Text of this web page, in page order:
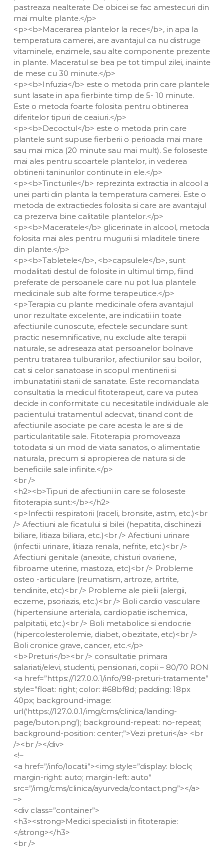
pastreaza nealterate De obicei se fac amestecuri din
mai multe plante.</p>
<p><b>Macerarea plantelor la rece</b>, in apa la
temperatura camerei, are avantajul ca nu distruge
vitaminele, enzimele, sau alte componente prezente
in plante. Maceratul se bea pe tot timpul zilei, inainte
de mese cu 30 minute.</p>
<p><b>Infuzia</b> este o metoda prin care plantele
sunt lasate in apa fierbinte timp de 5- 10 minute.
Este o metoda foarte folosita pentru obtinerea
diferitelor tipuri de ceaiuri.</p>
<p><b>Decoctul</b> este o metoda prin care
plantele sunt supuse fierberii o perioada mai mare
sau mai mica (20 minute sau mai mult). Se foloseste
mai ales pentru scoartele plantelor, in vederea
obtinerii taninurilor continute in ele.</p>
<p><b>Tincturile</b> reprezinta extractia in alcool a
unei parti din planta la temperatura camerei. Este o
metoda de extractiedes folosita si care are avantajul
ca prezerva bine calitatile plantelor.</p>
<p><b>Maceratele</b> glicerinate in alcool, metoda
folosita mai ales pentru mugurii si mladitele tinere
din plante.</p>
<p><b>Tabletele</b>, <b>capsulele</b>, sunt
modalitati destul de folosite in ultimul timp, fiind
preferate de persoanele care nu pot lua plantele
medicinale sub alte forme terapeutice.</p>
<p>Terapia cu plante medicinale ofera avantajul
unor rezultate excelente, are indicatii in toate
afectiunile cunoscute, efectele secundare sunt
practic nesemnificative, nu exclude alte terapii
naturale, se adreseaza atat persoanelor bolnave
pentru tratarea tulburarilor, afectiunilor sau boilor,
cat si celor sanatoase in scopul mentinerii si
imbunatatirii starii de sanatate. Este recomandata
consultatia la medicul fitoterapeut, care va putea
decide in conformitate cu necesitatile individuale ale
pacientului tratamentul adecvat, tinand cont de
afectiunile asociate pe care acesta le are si de
particularitatile sale. Fitoterapia promoveaza
totodata si un mod de viata sanatos, o alimentatie
naturala, precum si apropierea de natura si de
beneficiile sale infinite.</p>
<br />
<h2><b>Tipuri de afectiuni in care se foloseste
fitoterapia sunt:</b></h2>
<p>Infectii respiratorii (raceli, bronsite, astm, etc.)<br
/> Afectiuni ale ficatului si bilei (hepatita, dischinezii
biliare, litiaza biliara, etc.)<br /> Afectiuni urinare
(infectii urinare, litiaza renala, nefrite, etc.)<br />
Afectiuni genitale (anexite, chisturi ovariene,
fibroame uterine, mastoza, etc)<br /> Probleme
osteo -articulare (reumatism, artroze, artrite,
tendinite, etc)<br /> Probleme ale pielii (alergii,
eczeme, psoriazis, etc.)<br /> Boli cardio vasculare
(hipertensiune arteriala, cardiopatie ischemica,
palpitatii, etc.)<br /> Boli metabolice si endocrie
(hipercolesterolemie, diabet, obezitate, etc)<br />
Boli cronice grave, cancer, etc.</p>
<b>Preturi</b><br /> consultatie primara
salariati/elevi, studenti, pensionari, copii – 80/70 RON
<a href=”https://127.0.0.1/info/98-preturi-tratamente”
style=”float: right; color: #68bf8d; padding: 18px
40px; background-image:
url(‘https://127.0.0.1/img/cms/clinica/landing-
page/buton.png’); background-repeat: no-repeat;
background-position: center;”>Vezi preturi</a> <br
/><br /></div>
<!–
<a href=”/info/locatii”><img style=”display: block;
margin-right: auto; margin-left: auto”
src=”/img/cms/clinica/ayurveda/contact.png”></a>
–>
<div class=”container”>
<h3><strong>Medici specialisti in fitoterapie:
</strong></h3>
<br />